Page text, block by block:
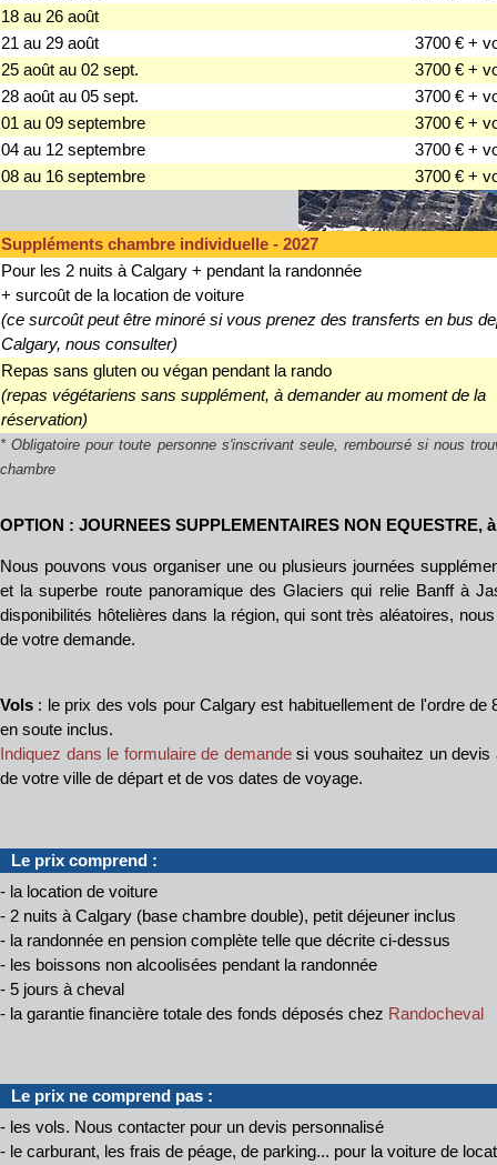
18 au 26 août
21 au 29 août
3700 € +
25 août au 02 sept.
3700 € +
28 août au 05 sept.
3700 € +
01 au 09 septembre
3700 € +
04 au 12 septembre
3700 € +
08 au 16 septembre
3700 € +
Suppléments chambre individuelle - 2027
Pour les 2 nuits à Calgary + pendant la randonnée
+ surcoût de la location de voiture
(ce surcoût peut être minoré si vous prenez des transferts en bus
Calgary, nous consulter)
Repas sans gluten ou végan pendant la rando
(repas végétariens sans supplément, à demander au moment de la
réservation)
* Obligatoire pour toute personne s'inscrivant seule, remboursé si nous
chambre
OPTION : JOURNEES SUPPLEMENTAIRES NON EQUESTRE,
Nous pouvons vous organiser une ou plusieurs journées
et la superbe route panoramique des Glaciers qui relie Banff à
disponibilités hôtelières dans la région, qui sont très aléatoires,
de votre demande.
Vols : le prix des vols pour Calgary est habituellement de l'ordre de
en soute inclus.
Indiquez dans le formulaire de demandesi vous souhaitez un devis
de votre ville de départ et de vos dates de voyage.
Le prix comprend :
- la location de voiture
- 2 nuits à Calgary (base chambre double), petit déjeuner inclus
- la randonnée en pension complète telle que décrite ci-dessus
- les boissons non alcoolisées pendant la randonnée
- 5 jours à cheval
- la garantie financière totale des fonds déposés chez Randocheval
Le prix ne comprend pas :
- les vols. Nous contacter pour un devis personnalisé
- le carburant, les frais de péage, de parking... pour la voiture de